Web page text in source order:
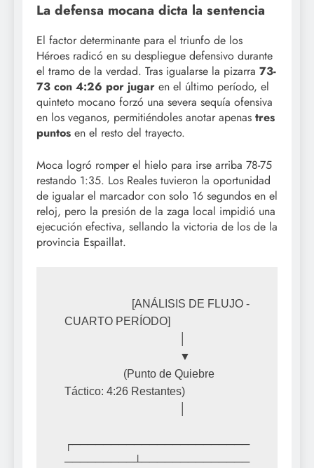
La defensa mocana dicta la sentencia
El factor determinante para el triunfo de los
Héroes radicó en su despliegue defensivo durante
el tramo de la verdad. Tras igualarse la pizarra 73-
73 con 4:26 por jugar en el último período, el
quinteto mocano forzó una severa sequía ofensiva
en los veganos, permitiéndoles anotar apenas tres
puntos en el resto del trayecto.
Moca logró romper el hielo para irse arriba 78-75
restando 1:35. Los Reales tuvieron la oportunidad
de igualar el marcador con solo 16 segundos en el
reloj, pero la presión de la zaga local impidió una
ejecución efectiva, sellando la victoria de los de la
provincia Espaillat.
CUARTO PERÍODO]
Táctico: 4:26 Restantes)
┌───────────────────────
─────────┴──────────────